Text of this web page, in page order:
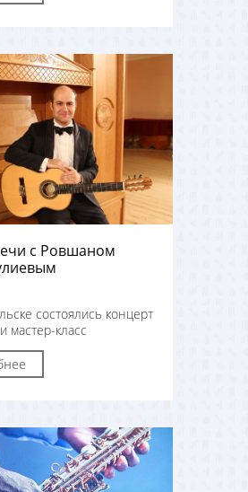
с Ровшаном
состоялись концерт
мастер-класс